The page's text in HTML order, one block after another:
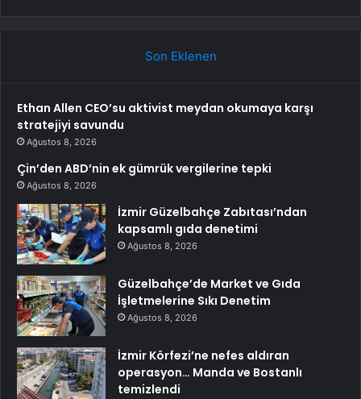
Son Eklenen
Ethan Allen CEO’su aktivist meydan okumaya karşı
stratejiyi savundu
Ağustos 8, 2026
Çin’den ABD’nin ek gümrük vergilerine tepki
Ağustos 8, 2026
İzmir Güzelbahçe Zabıtası’ndan
kapsamlı gıda denetimi
Ağustos 8, 2026
Güzelbahçe’de Market ve Gıda
İşletmelerine Sıkı Denetim
Ağustos 8, 2026
İzmir Körfezi’ne nefes aldıran
operasyon… Manda ve Bostanlı
temizlendi